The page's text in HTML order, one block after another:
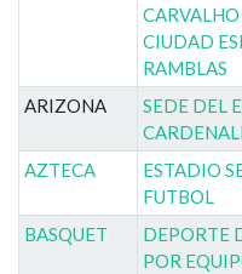
CARVALHO
CIUDAD
RAMBLAS
ARIZONA
SEDE DEL
AZTECA
ESTADIO
FUTBOL
BASQUET
DEPORTE
POR